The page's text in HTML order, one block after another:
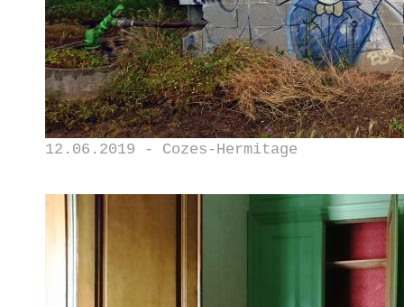
12.06.2019 - Cozes-Hermitage